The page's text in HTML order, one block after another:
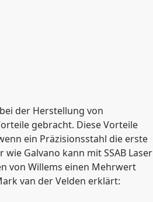
der Herstellung von
gebracht. Diese Vorteile
ein Präzisionsstahl die erste
Galvano kann mit SSAB Laser
von Willems einen Mehrwert
van der Velden erklärt: